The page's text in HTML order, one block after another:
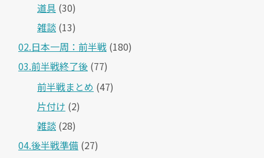
道具 (30)
雑談 (13)
02.日本一周：前半戦 (180)
03.前半戦終了後 (77)
前半戦まとめ (47)
片付け (2)
雑談 (28)
04.後半戦準備 (27)